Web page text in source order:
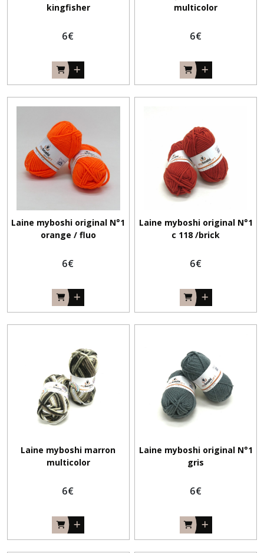
kingfisher
6€
multicolor
6€
Laine myboshi original N°1
orange / fluo
6€
Laine myboshi original N°1
c 118 /brick
6€
Laine myboshi marron
multicolor
6€
Laine myboshi original N°1
gris
6€